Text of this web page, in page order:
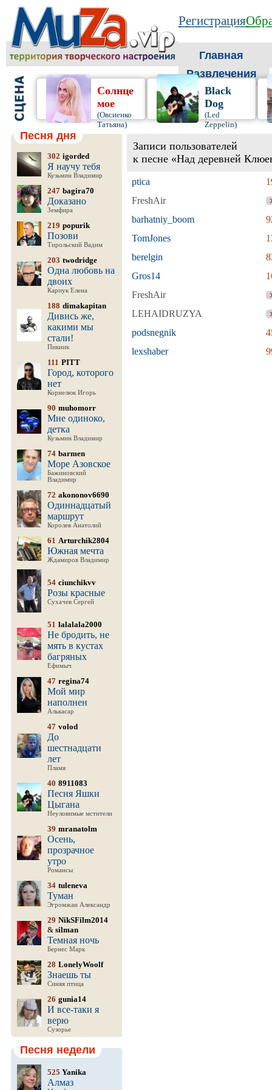
Регистрация
Главная
Развлечения
Солнце
мое
(Овсиенко
Татьяна)
Black
Dog
(Led
Zeppelin)
Песня дня
302 igorded
Я научу тебя
Кузьмин Владимир
247 bagira70
Доказано
Земфира
219 popurik
Позови
Тирольский Вадим
203 twodridge
Одна любовь на
двоих
Карпук Елена
188 dimakapitan
Дивись же,
какими мы
стали!
Пикник
111 PITT
Город, которого
нет
Корнелюк Игорь
90 muhomorr
Мне одиноко,
детка
Кузьмин Владимир
74 barmen
Море Азовское
Бажиновский
Владимир
72 akononov6690
Одиннадцатый
маршрут
Королев Анатолий
61 Arturchik2804
Южная мечта
Ждамиров Владимир
54 ciunchikvv
Розы красные
Сухачев Сергей
51 lalalala2000
Не бродить, не
мять в кустах
багряных
Ефимыч
47 regina74
Мой мир
наполнен
Алькасар
47 volod
До
шестнадцати
лет
Пламя
40 8911083
Песня Яшки
Цыгана
Неуловимые мстители
39 mranatolm
Осень,
прозрачное
утро
Романсы
34 tuleneva
Туман
Эгромжан Александр
29 NikSFilm2014
& silman
Темная ночь
Бернес Марк
28 LonelyWoolf
Знаешь ты
Синяя птица
26 gunia14
И все-таки я
верю
Сузорье
Песня недели
525 Yanika
Алмаз
Записи пользователей
к песне «Над деревней
ptica
FreshAir
barhatniy_boom
TomJones
berelgin
Gros14
FreshAir
LEHAIDRUZYA
podsnegnik
lexshaber